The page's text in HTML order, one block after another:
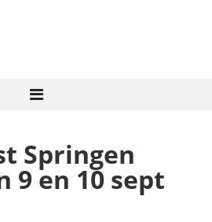
Springen
9 en 10 sept